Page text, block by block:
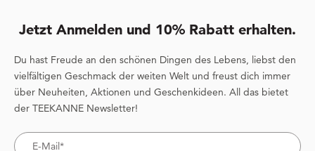
Jetzt Anmelden und 10% Rabatt erhalten.
Du hast Freude an den schönen Dingen des Lebens, liebst den
vielfältigen Geschmack der weiten Welt und freust dich immer
über Neuheiten, Aktionen und Geschenkideen. All das bietet
der TEEKANNE Newsletter!